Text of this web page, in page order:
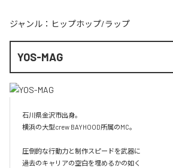
ジャンル： ヒップホップ/ラップ
YOS-MAG
石川県金沢市出身。
横浜の大型crew BAYHOOD所属のMC。
圧倒的な行動力と制作スピードを武器に
過去のキャリアの空白を埋めるかの如く